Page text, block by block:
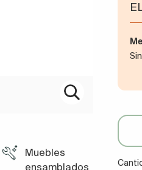
Muebles
ensamblados